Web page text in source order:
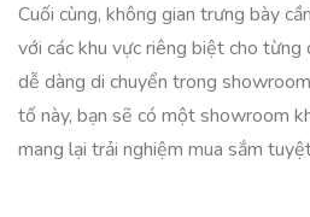
Cuối cùng, không gian trưng bày
với các khu vực riêng biệt cho từng
dễ dàng di chuyển trong
tố này, bạn sẽ có một showroom
mang lại trải nghiệm mua sắm